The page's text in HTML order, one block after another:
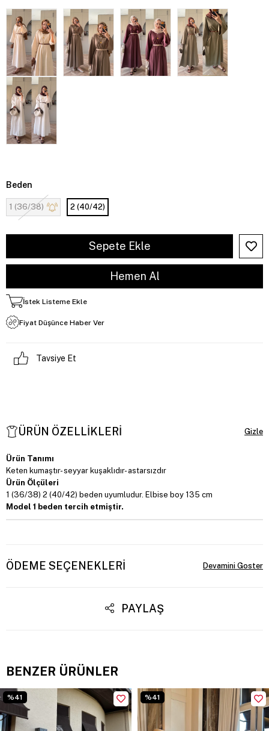
Beden
1 (36/38) 2 (40/42)
İstek Listeme Ekle
Fiyat Düşünce Haber Ver
Tavsiye Et
ÜRÜN ÖZELLIKLERI
Ürün Tanımı
Keten kumaştır- seyyar kuşaklıdır- astarsızdır
Ürün Ölçüleri
1 (36/38) 2 (40/42) beden uyumludur. Elbise boy 135 cm
Model 1 beden tercih etmiştir.
ÖDEME SEÇENEKLERI
PAYLAŞ
BENZER ÜRÜNLER
%41 %41